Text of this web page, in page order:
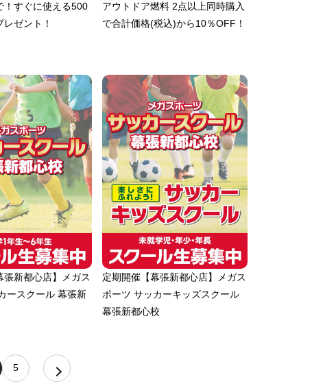
！すぐに使える500
ゼント！
アウトドア燃料 2点以上同時購入
で合計価格(税込)から10％OFF！
張新都心店】メガス
ースクール 幕張新
定期開催【幕張新都心店】メガス
ポーツ サッカーキッズスクール
幕張新都心校
5